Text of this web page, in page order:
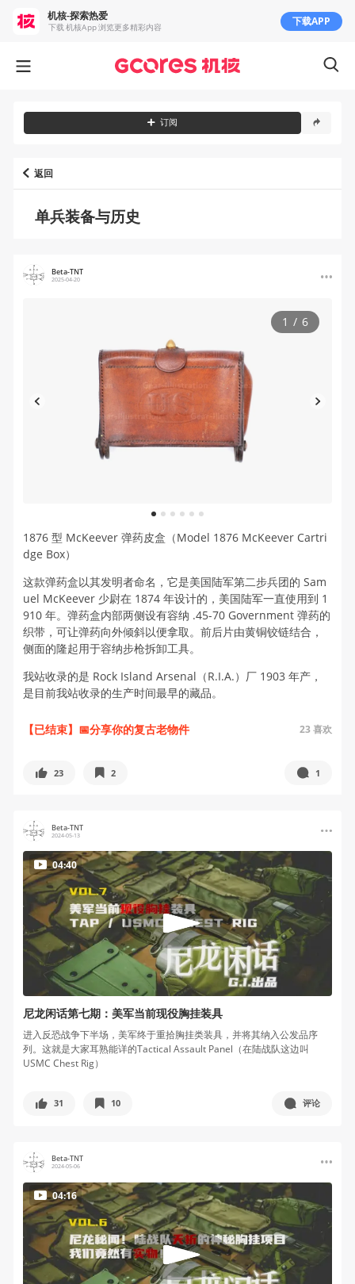
返回
单兵装备与历史
Beta-TNT
2025-04-20
1 2 3 4 5 6
1 / 6
1876 型 McKeever 弹药皮盒（Model 1876 McKeever Cartri
dge Box）
这款弹药盒以其发明者命名，它是美国陆军第二步兵团的 Sam
uel McKeever 少尉在 1874 年设计的，美国陆军一直使用到 1
910 年。弹药盒内部两侧设有容纳 .45-70 Government 弹药的
织带，可让弹药向外倾斜以便拿取。前后片由黄铜铰链结合，
侧面的隆起用于容纳步枪拆卸工具。
我站收录的是 Rock Island Arsenal（R.I.A.）厂 1903 年产，
是目前我站收录的生产时间最早的藏品。
【已结束】📅分享你的复古老物件 23喜欢
23 2 1
Beta-TNT
2024-05-13
04:40
尼龙闲话第七期：美军当前现役胸挂装具
进入反恐战争下半场，美军终于重拾胸挂类装具，并将其纳入公发品序
列。这就是大家耳熟能详的Tactical Assault Panel（在陆战队这边叫
USMC Chest Rig）
31 10 评论
Beta-TNT
2024-05-06
04:16
订阅
机核-探索热爱
下载 机核App 浏览更多精彩内容 下载APP